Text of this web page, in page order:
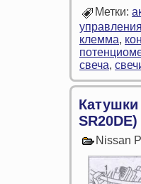
Метки:
управления
клемма,
свеча,
SR20DE)
Nissan